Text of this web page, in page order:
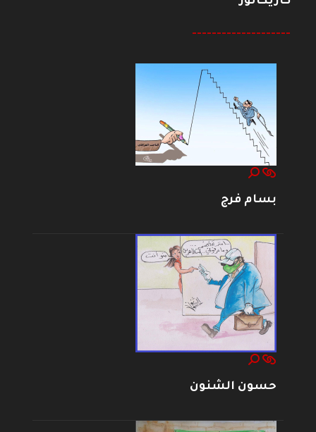
--------------------
بسام فرج
حسون الشنون